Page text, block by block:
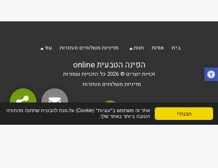
הבנתי!
אתר זה משתמש ב"עוגיות" (Cookie) על-מנת להבטיח שתהנה מהחוויה
הטובה ביותר באתר שלך.
הפינה הטבעית online
זכויות יוצרים © 2026 כל הזכויות שמורות
מדיניות משלוחים והחזרות
בית אודות חנות מדיניות משלוחים והחזרות עוד